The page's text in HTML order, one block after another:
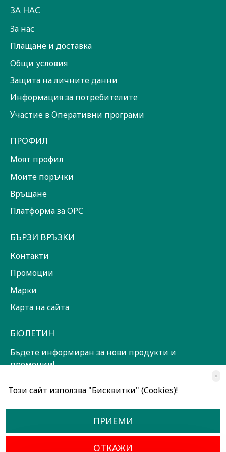
ЗА НАС
За нас
Плащане и доставка
Общи условия
Защита на личните данни
Информация за потребителите
Участие в Оперативни програми
ПРОФИЛ
Моят профил
Моите поръчки
Връщане
Платформа за ОРС
БЪРЗИ ВРЪЗКИ
Контакти
Промоции
Марки
Карта на сайта
БЮЛЕТИН
Бъдете информиран за нови продукти и
промоции!
Прочетох и съм съгласен сОбщи условия
×
Този сайт използва "Бисквитки" (Cookies)!
ПРИЕМИ
ОТКАЖИ